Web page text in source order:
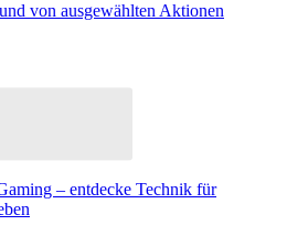
von ausgewählten Aktionen
– entdecke Technik für